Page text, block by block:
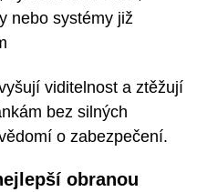
nebo systémy již
viditelnost a ztěžují
bez silných
o zabezpečení.
obranou